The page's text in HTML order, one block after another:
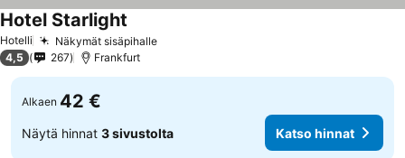
Hotelli Näkymät sisäpihalle
Hotel Starlight
4,5 267 Frankfurt
Alkaen 42 €
Näytä hinnat 3 sivustolta Katso hinnat